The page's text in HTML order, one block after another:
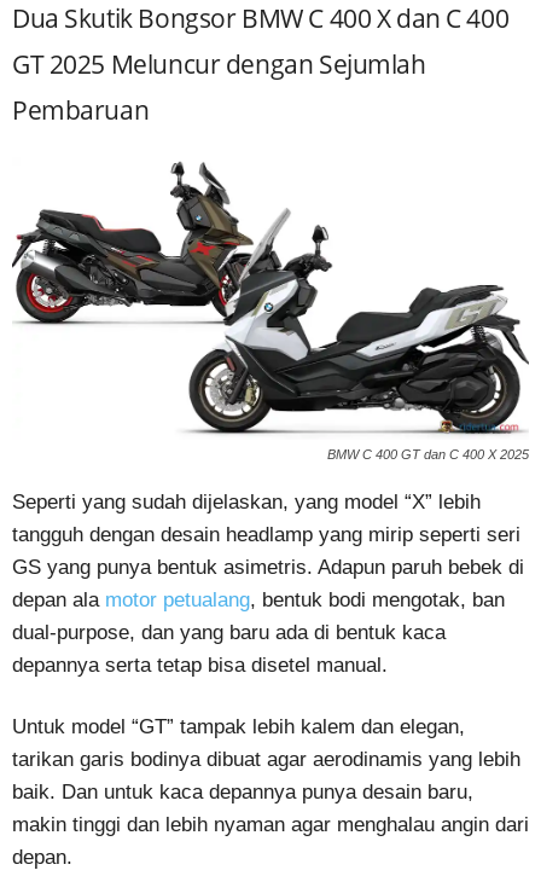
Dua Skutik Bongsor BMW C 400 X dan C 400
GT 2025 Meluncur dengan Sejumlah
Pembaruan
BMW C 400 GT dan C 400 X 2025
Seperti yang sudah dijelaskan, yang model “X” lebih
tangguh dengan desain headlamp yang mirip seperti seri
GS yang punya bentuk asimetris. Adapun paruh bebek di
depan ala motor petualang, bentuk bodi mengotak, ban
dual-purpose, dan yang baru ada di bentuk kaca
depannya serta tetap bisa disetel manual.
Untuk model “GT” tampak lebih kalem dan elegan,
tarikan garis bodinya dibuat agar aerodinamis yang lebih
baik. Dan untuk kaca depannya punya desain baru,
makin tinggi dan lebih nyaman agar menghalau angin dari
depan.